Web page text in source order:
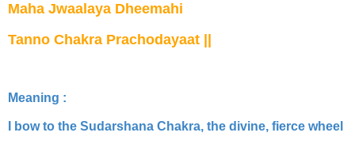
Maha Jwaalaya Dheemahi
Tanno Chakra Prachodayaat ||
Meaning :
I bow to the Sudarshana Chakra, the divine, fierce wheel